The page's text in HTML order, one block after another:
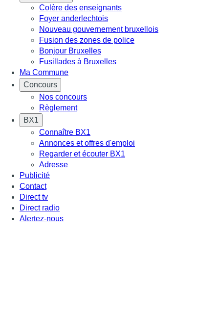
Colère des enseignants
Foyer anderlechtois
Nouveau gouvernement bruxellois
Fusion des zones de police
Bonjour Bruxelles
Fusillades à Bruxelles
Ma Commune
Concours
Nos concours
Règlement
BX1
Connaître BX1
Annonces et offres d'emploi
Regarder et écouter BX1
Adresse
Publicité
Contact
Direct tv
Direct radio
Alertez-nous